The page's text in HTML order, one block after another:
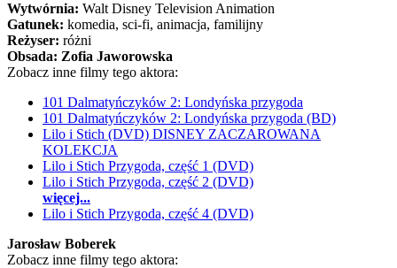
Wytwórnia: Walt Disney Television Animation
Gatunek: komedia, sci-fi, animacja, familijny
Reżyser: różni
Obsada: Zofia Jaworowska
Zobacz inne filmy tego aktora:
101 Dalmatyńczyków 2: Londyńska przygoda
101 Dalmatyńczyków 2: Londyńska przygoda (BD)
Lilo i Stich (DVD) DISNEY ZACZAROWANA
KOLEKCJA
Lilo i Stich Przygoda, część 1 (DVD)
Lilo i Stich Przygoda, część 2 (DVD)
więcej...
Lilo i Stich Przygoda, część 4 (DVD)
Jarosław Boberek
Zobacz inne filmy tego aktora: